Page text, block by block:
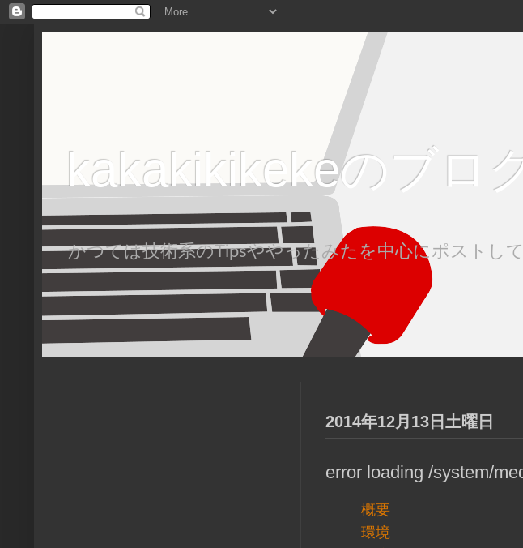
kakakikikekeのブロ
かつては技術系のTipsややったみたを中心にポストし
2014年12月13日土曜日
error loading /system/
概要
環境